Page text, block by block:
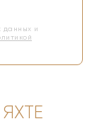
данных и